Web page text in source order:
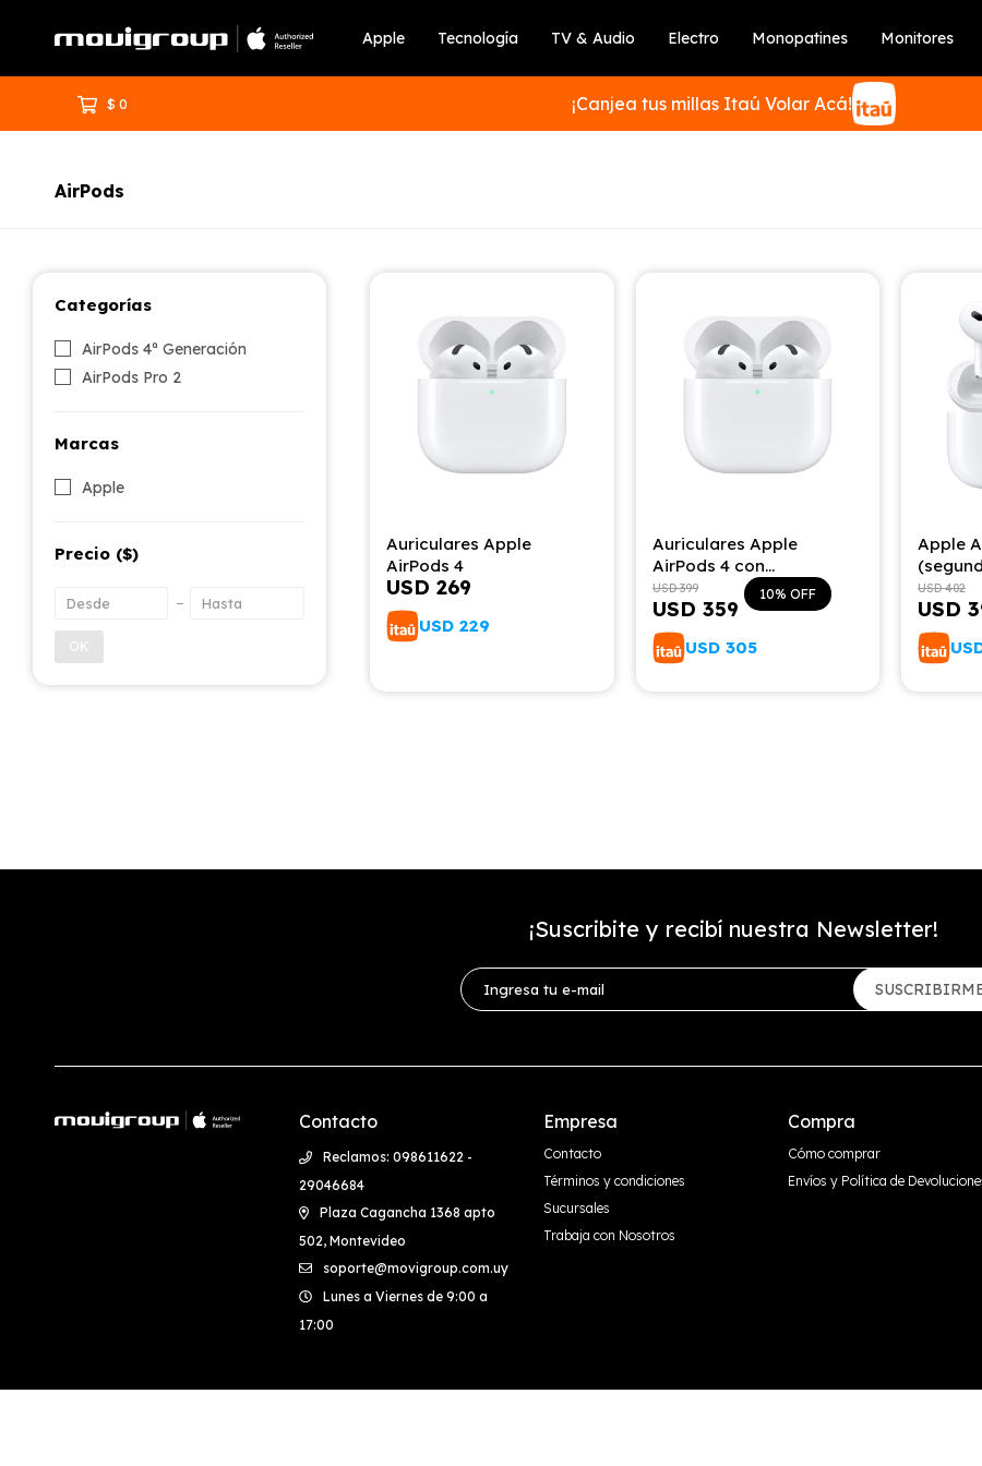
Apple Tecnología TV & Audio Electro Monopatines Monitores
$ 0 ¡Canjea tus millas Itaú Volar Acá!
AirPods
Auriculares Apple
AirPods 4
USD 269
USD 229
Auriculares Apple
AirPods 4 con
cancelación activa de
ruido
USD 359
USD 399 10
USD 305
Apple
USD
USD 402
Categorías
AirPods 4ª Generación
AirPods Pro 2
Marcas
Apple
Precio ($)
OK
Contacto
Reclamos: 098611622 -
29046684
Plaza Cagancha 1368 apto
502, Montevideo
soporte@movigroup.com.uy
Lunes a Viernes de 9:00 a
17:00
Empresa
Contacto
Términos y condiciones
Sucursales
Trabaja con Nosotros
Compra
Cómo comprar
Envíos y Política de
¡Suscribite y recibí nuestra Newsletter!